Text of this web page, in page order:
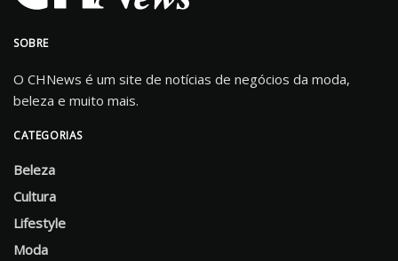
SOBRE
O CHNews é um site de notícias de negócios da moda,
beleza e muito mais.
CATEGORIAS
Beleza
Cultura
Lifestyle
Moda